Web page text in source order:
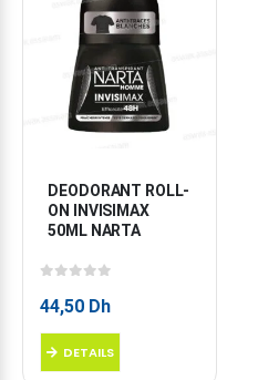
DEODORANT ROLL-
ON INVISIMAX
50ML NARTA
44,50 Dh
DETAILS